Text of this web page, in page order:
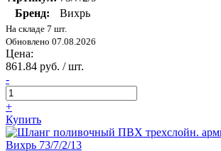
Бренд:
Вихрь
На складе 7 шт.
Обновлено 07.08.2026
Цена:
861.84 руб. / шт.
-
+
Купить